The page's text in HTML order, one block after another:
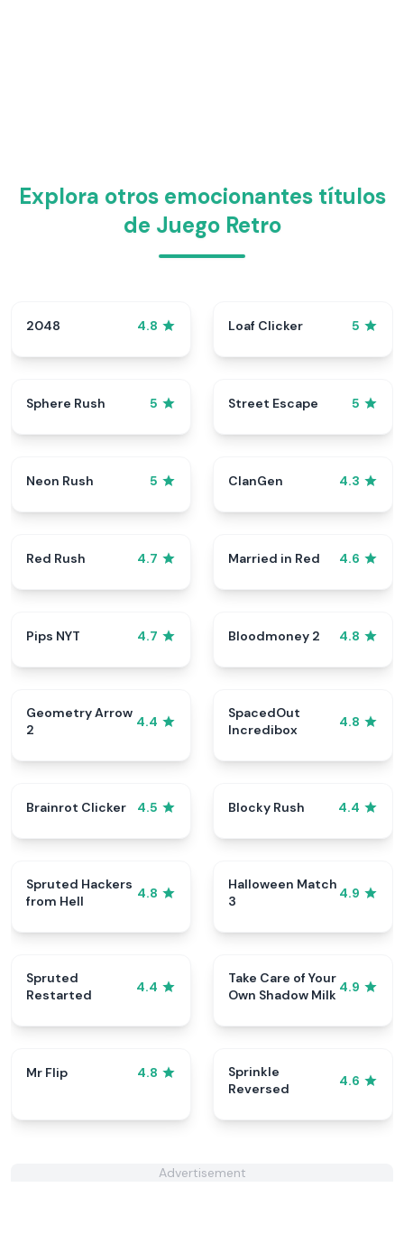
Explora otros emocionantes títulos
de Juego Retro
2048 4.8 Loaf Clicker 5
Sphere Rush 5 Street Escape 5
Neon Rush 5 ClanGen 4.3
Red Rush 4.7 Married in Red 4.6
Pips NYT 4.7 Bloodmoney 2 4.8
Geometry Arrow
2
4.4
SpacedOut
Incredibox
4.8
Brainrot Clicker 4.5 Blocky Rush 4.4
Spruted Hackers
from Hell
4.8
Halloween Match
3
4.9
Spruted
Restarted
4.4
Take Care of Your
Own Shadow Milk 4.9
Mr Flip 4.8
Sprinkle
Reversed
4.6
Advertisement